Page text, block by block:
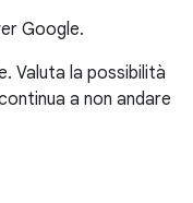
Google.
Valuta la possibilità
a non andare